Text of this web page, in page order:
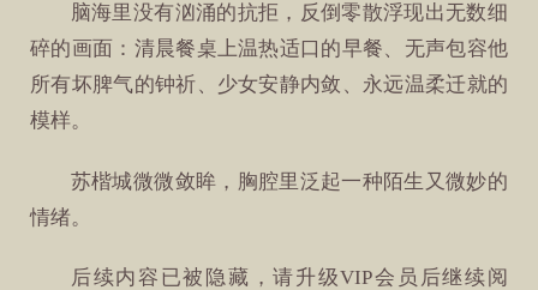
脑海里没有汹涌的抗拒，反倒零散浮现出无数细
碎的画面：清晨餐桌上温热适口的早餐、无声包容他
所有坏脾气的钟祈、少女安静内敛、永远温柔迁就的
模样。
苏楷城微微敛眸，胸腔里泛起一种陌生又微妙的
情绪。
后续内容已被隐藏，请升级VIP会员后继续阅